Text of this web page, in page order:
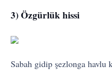
3) Özgürlük hissi
Sabah gidip şezlonga havlu